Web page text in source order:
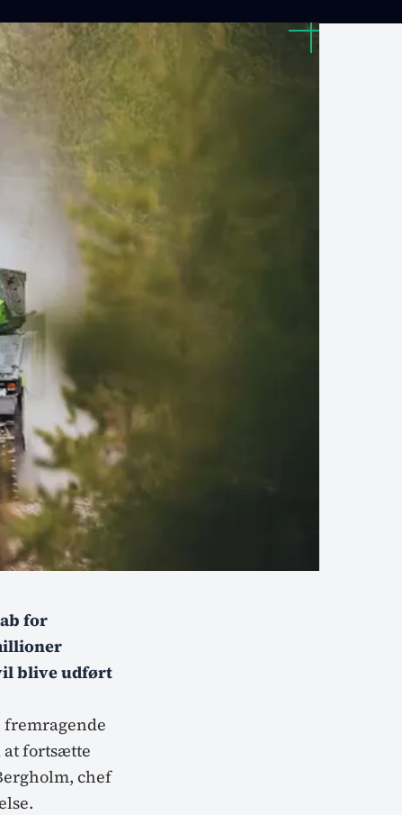
for
blive udført
fremragende
at fortsætte
chef